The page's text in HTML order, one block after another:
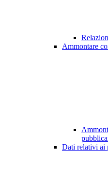
Ammontare
Dati relativi ai